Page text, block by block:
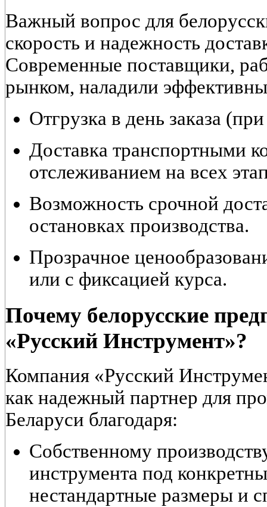
Важный вопрос для
скорость и надежность
Современные поставщики,
рынком, наладили
Отгрузка в день заказа
Доставка транспортными
отслеживанием на всех
Возможность срочной
остановках производства.
Прозрачное
или с фиксацией курса.
Почему белорусские
«Русский Инструмент»?
Компания «Русский
как надежный партнер для
Беларуси благодаря:
Собственному
инструмента под
нестандартные размеры и